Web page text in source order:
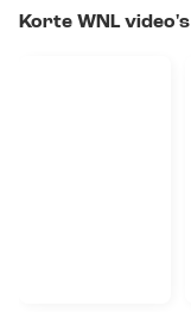
Korte WNL video's